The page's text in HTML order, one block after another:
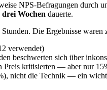
NPS-Befragungen
drei Wochen dauerte.
Die Ergebnisse waren
verwendet)
beschwerten sich über
Preis kritisierten — aber nur
nicht die Technik — ein